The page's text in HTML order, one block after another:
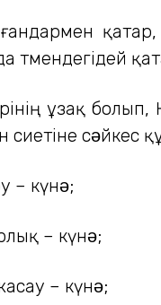
төмендегідей
ұзақ
сəйкес
– күнə;
– күнə;
– күнə;